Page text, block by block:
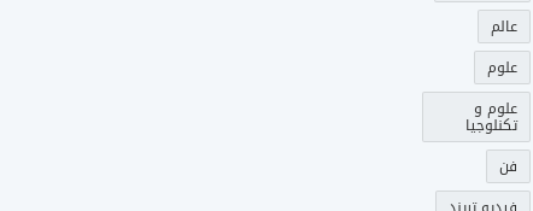
عالم
علوم
علوم و
تكنلوجيا
فن